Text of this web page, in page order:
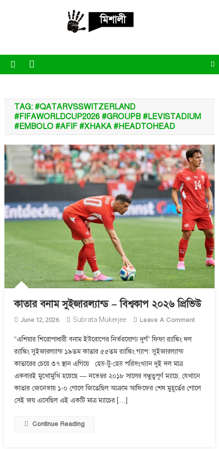
TAG: #QATARVSSWITZERLAND
#FIFAWORLDCUP2026 #GROUPB #LEVISTADIUM
#EMBOLO #AFIF #XHAKA #HEADTOHEAD
কাতার বনাম সুইজারল্যান্ড – বিশ্বকাপ ২০২৬ প্রিভিউ
June 12, 2026 Subrata Mukerjee Leave A CommentOn
বিশ্বকাপ
২০২৬
“এশিয়ার শিরোপাধারী বনাম ইউরোপের নির্ভরযোগ্য দুর্গ” ফিফা র‌্যাঙ্কিং দল
র‌্যাঙ্কিং সুইজারল্যান্ড ১৯তম কাতার ৫৫তম র‌্যাঙ্কিং গ্যাপ: সুইজারল্যান্ড
কাতারের চেয়ে ৩৭ স্থান এগিয়ে হেড-টু-হেড পরিসংখ্যান দুই দল মাত্র
একবারই মুখোমুখি হয়েছে — নভেম্বর ২০১৮ সালের বন্ধুত্বপূর্ণ ম্যাচে, যেখানে
কাতার জেনেভায় ১-০ গোলে জিতেছিল আক্রাম আফিফের শেষ মুহূর্তের গোলে
সেই জয় এসেছিল এই একটি মাত্র ম্যাচের […]
Continue Reading